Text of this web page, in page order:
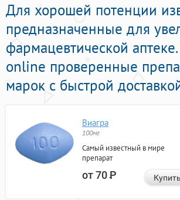
Для хорошей потенции
предназначенные для
фармацевтической
online проверенные
марок с быстрой
Виагра
100мг
Самый известный в мире
препарат
от 70Р Купить